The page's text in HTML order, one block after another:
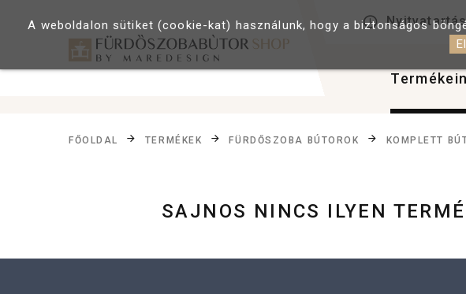
FŐOLDAL TERMÉKEK FÜRDŐSZOBA BÚTOROK KOMPLETT
SAJNOS NINCS ILYEN
A weboldalon sütiket (cookie-kat) használunk, hogy a biztonságos